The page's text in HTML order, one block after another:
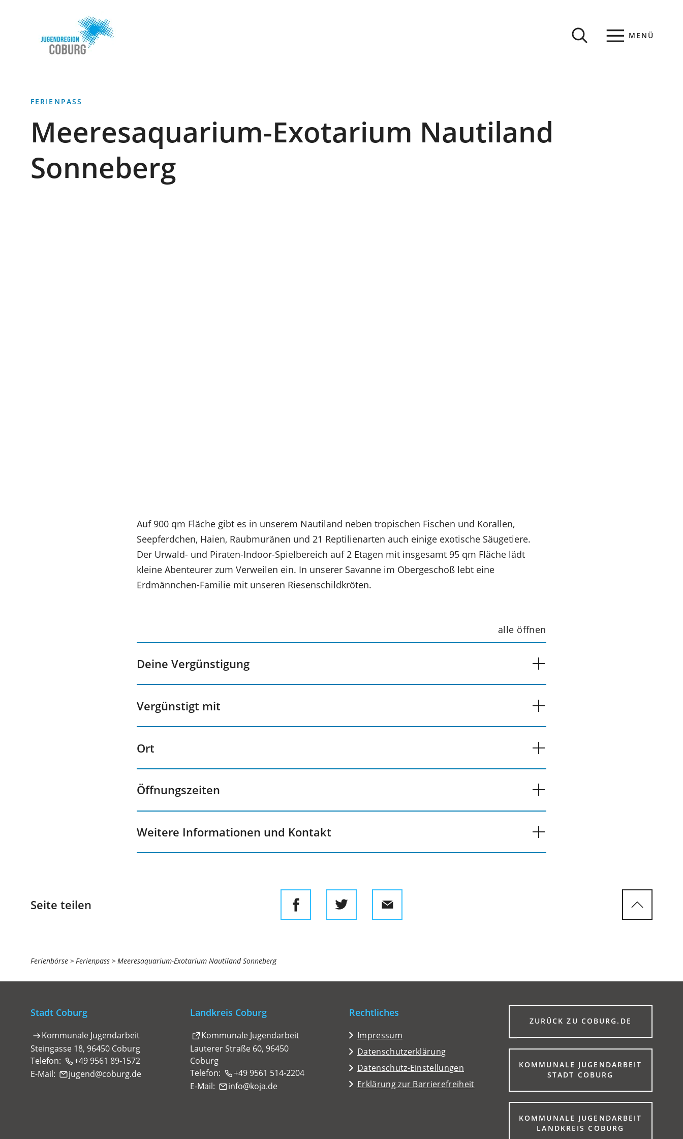
INHALT ANSPRINGEN
MENÜ
FERIENPASS
Meeresaquarium-Exotarium Nautiland
Sonneberg
Auf 900 qm Fläche gibt es in unserem Nautiland neben tropischen Fischen und Korallen,
Seepferdchen, Haien, Raubmuränen und 21 Reptilienarten auch einige exotische Säugetiere.
Der Urwald- und Piraten-Indoor-Spielbereich auf 2 Etagen mit insgesamt 95 qm Fläche lädt
kleine Abenteurer zum Verweilen ein. In unserer Savanne im Obergeschoß lebt eine
Erdmännchen-Familie mit unseren Riesenschildkröten.
alle öffnen
Deine Vergünstigung
Vergünstigt mit
Ort
Öffnungszeiten
Weitere Informationen und Kontakt
Seite teilen
Sie
befinden
hier:
Ferienbörse Ferienpass Meeresaquarium-Exotarium Nautiland Sonneberg
Stadt Coburg
Kommunale Jugendarbeit
Steingasse 18, 96450 Coburg
Telefon:
+49 9561 89-1572
E-Mail:
jugend coburg de
Landkreis Coburg
Kommunale Jugendarbeit
(Öffnet
in
einem
neuen
Lauterer Straße 60, 96450
Coburg
Telefon:
+49 9561 514-2204
E-Mail:
info koja de
Rechtliches
Impressum
Datenschutzerklärung
Datenschutz-Einstellungen
Erklärung zur Barrierefreiheit
ZURÜCK ZU COBURG.DE
(ÖFFNET
EINEM
NEUEN
TAB)
KOMMUNALE JUGENDARBEIT
STADT COBURG
EINEM
NEUEN
TAB)
KOMMUNALE JUGENDARBEIT
LANDKREIS COBURG
(ÖFFNET